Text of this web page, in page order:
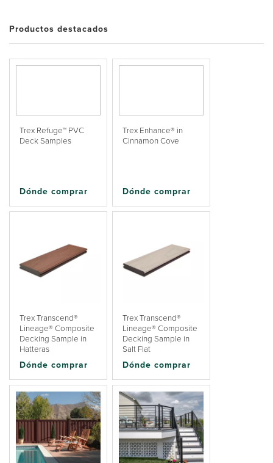
Productos destacados
Trex Refuge™ PVC
Deck Samples
Dónde comprar
Trex Enhance® in
Cinnamon Cove
Dónde comprar
Trex Transcend®
Lineage® Composite
Decking Sample in
Hatteras
Dónde comprar
Trex Transcend®
Lineage® Composite
Decking Sample in
Salt Flat
Dónde comprar